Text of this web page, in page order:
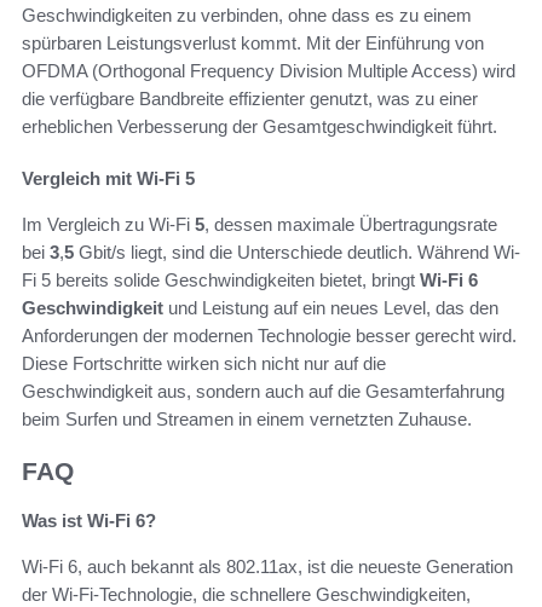
Geschwindigkeiten zu verbinden, ohne dass es zu einem
spürbaren Leistungsverlust kommt. Mit der Einführung von
OFDMA (Orthogonal Frequency Division Multiple Access) wird
die verfügbare Bandbreite effizienter genutzt, was zu einer
erheblichen Verbesserung der Gesamtgeschwindigkeit führt.
Vergleich mit Wi-Fi 5
Im Vergleich zu Wi-Fi 5, dessen maximale Übertragungsrate
bei 3,5 Gbit/s liegt, sind die Unterschiede deutlich. Während Wi-
Fi 5 bereits solide Geschwindigkeiten bietet, bringt Wi-Fi 6
Geschwindigkeit und Leistung auf ein neues Level, das den
Anforderungen der modernen Technologie besser gerecht wird.
Diese Fortschritte wirken sich nicht nur auf die
Geschwindigkeit aus, sondern auch auf die Gesamterfahrung
beim Surfen und Streamen in einem vernetzten Zuhause.
FAQ
Was ist Wi-Fi 6?
Wi-Fi 6, auch bekannt als 802.11ax, ist die neueste Generation
der Wi-Fi-Technologie, die schnellere Geschwindigkeiten,